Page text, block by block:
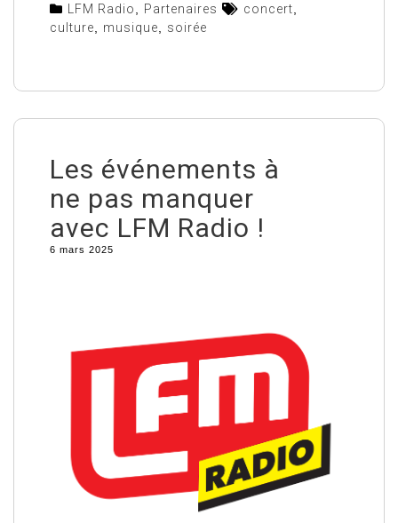
LFM Radio Partenaires concert
culture
musique soirée
Les événements à
ne pas manquer
avec LFM Radio !
6 mars 2025